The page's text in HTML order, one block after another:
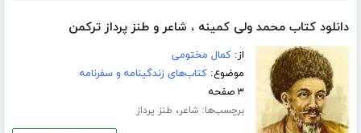
دانلود کتاب محمد ولی کمینه ، شاعر و طنز پرداز ترکمن
از:کمال مختومی
موضوع:کتاب‌های زندگینامه و سفرنامه
۳ صفحه
برچسب‌ها:شاعر، طنز پرداز